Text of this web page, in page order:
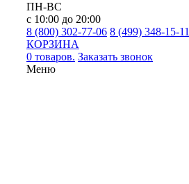
ПН-ВС
с 10:00 до 20:00
8 (800) 302-77-06 8 (499) 348-15-11
КОРЗИНА
0 товаров. Заказать звонок
Меню